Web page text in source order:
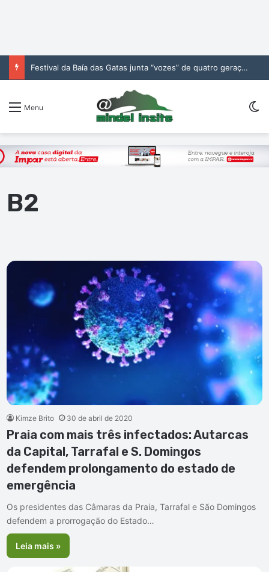
Festival da Baía das Gatas junta “vozes” de quatro gerações da música cabo-verdiana na segunda noite
Menu
B2
Kimze Brito 30 de abril de 2020
Praia com mais três infectados: Autarcas
da Capital, Tarrafal e S. Domingos
defendem prolongamento do estado de
emergência
Os presidentes das Câmaras da Praia, Tarrafal e São Domingos
defendem a prorrogação do Estado…
Leia mais »